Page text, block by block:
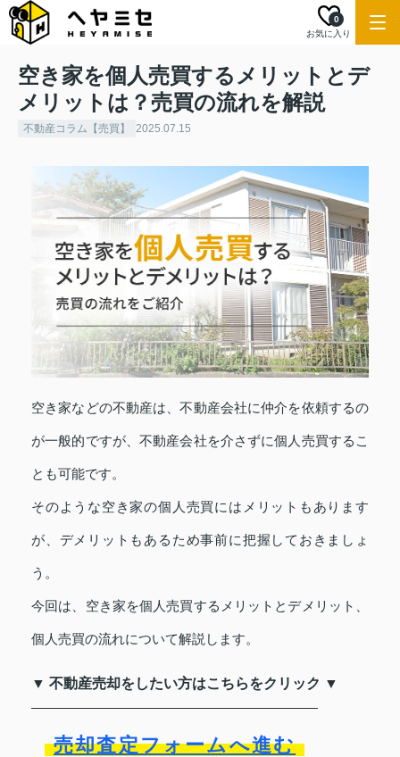
お気に入り
0
空き家を個人売買するメリットとデ
メリットは？売買の流れを解説
不動産コラム【売買】 2025.07.15
空き家などの不動産は、不動産会社に仲介を依頼するの
が一般的ですが、不動産会社を介さずに個人売買するこ
とも可能です。
そのような空き家の個人売買にはメリットもあります
が、デメリットもあるため事前に把握しておきましょ
う。
今回は、空き家を個人売買するメリットとデメリット、
個人売買の流れについて解説します。
▼ 不動産売却をしたい方はこちらをクリック ▼
売却査定フォームへ進む